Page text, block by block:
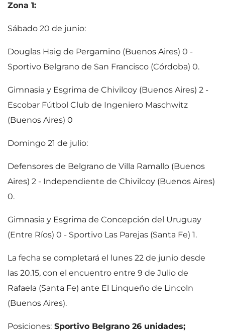
Zona 1:
Sábado 20 de junio:
Douglas Haig de Pergamino (Buenos Aires) 0 -
Sportivo Belgrano de San Francisco (Córdoba) 0.
Gimnasia y Esgrima de Chivilcoy (Buenos Aires) 2 -
Escobar Fútbol Club de Ingeniero Maschwitz
(Buenos Aires) 0
Domingo 21 de julio:
Defensores de Belgrano de Villa Ramallo (Buenos
Aires) 2 - Independiente de Chivilcoy (Buenos Aires)
0.
Gimnasia y Esgrima de Concepción del Uruguay
(Entre Ríos) 0 - Sportivo Las Parejas (Santa Fe) 1.
La fecha se completará el lunes 22 de junio desde
las 20.15, con el encuentro entre 9 de Julio de
Rafaela (Santa Fe) ante El Linqueño de Lincoln
(Buenos Aires).
Posiciones: Sportivo Belgrano 26 unidades;